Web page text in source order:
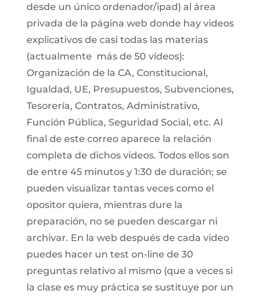
desde un único ordenador/ipad) al área
privada de la página web donde hay videos
explicativos de casi todas las materias
(actualmente más de 50 vídeos):
Organización de la CA, Constitucional,
Igualdad, UE, Presupuestos, Subvenciones,
Tesorería, Contratos, Administrativo,
Función Pública, Seguridad Social, etc. Al
final de este correo aparece la relación
completa de dichos videos. Todos ellos son
de entre 45 minutos y 1:30 de duración; se
pueden visualizar tantas veces como el
opositor quiera, mientras dure la
preparación, no se pueden descargar ni
archivar. En la web después de cada video
puedes hacer un test on-line de 30
preguntas relativo al mismo (que a veces si
la clase es muy práctica se sustituye por un